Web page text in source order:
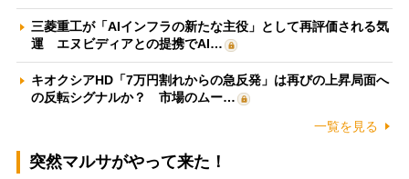
三菱重工が「AIインフラの新たな主役」として再評価される気
運 エヌビディアとの提携でAI…
キオクシアHD「7万円割れからの急反発」は再びの上昇局面へ
の反転シグナルか？ 市場のムー…
一覧を見る
突然マルサがやって来た！